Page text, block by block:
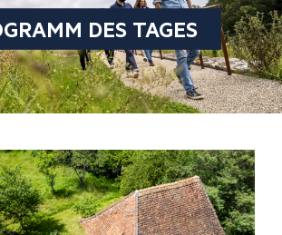
DES TAGES